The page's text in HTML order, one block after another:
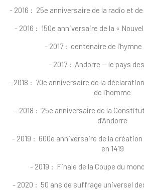
- 2016 : 25e anniversaire de la radio et de
- 2016 : 150e anniversaire de la «
- 2017 : centenaire de l’hymne
- 2017 : Andorre — le pays
- 2018 : 70e anniversaire de la
de l’homme
- 2018 : 25e anniversaire de la
d’Andorre
- 2019 : 600e anniversaire de la création
en 1419
- 2019 : Finale de la Coupe du
- 2020 : 50 ans de suffrage universel